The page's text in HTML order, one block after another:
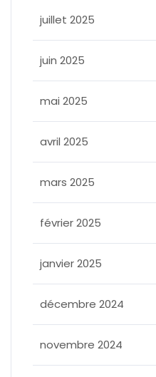
juillet 2025
juin 2025
mai 2025
avril 2025
mars 2025
février 2025
janvier 2025
décembre 2024
novembre 2024